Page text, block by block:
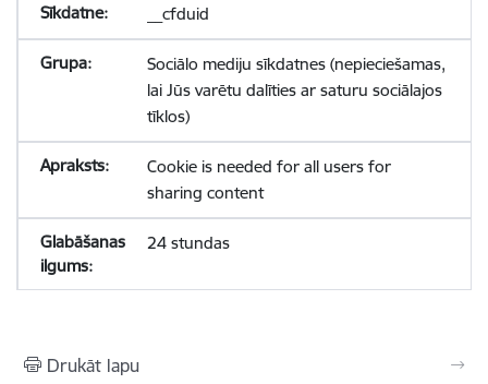
__cfduid
Sociālo mediju sīkdatnes (nepieciešamas,
lai Jūs varētu dalīties ar saturu sociālajos
tīklos)
Cookie is needed for all users for
sharing content
24 stundas
Drukāt lapu